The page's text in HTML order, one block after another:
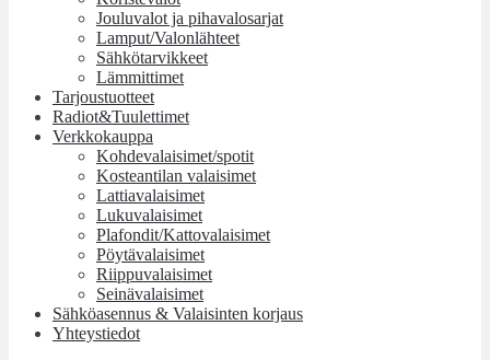
Jouluvalot ja pihavalosarjat
Lamput/Valonlähteet
Sähkötarvikkeet
Lämmittimet
Tarjoustuotteet
Radiot&Tuulettimet
Verkkokauppa
Kohdevalaisimet/spotit
Kosteantilan valaisimet
Lattiavalaisimet
Lukuvalaisimet
Plafondit/Kattovalaisimet
Pöytävalaisimet
Riippuvalaisimet
Seinävalaisimet
Sähköasennus & Valaisinten korjaus
Yhteystiedot